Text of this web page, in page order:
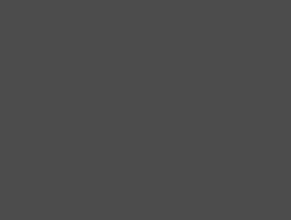
circonstances.
ou encore meuler des soudures. Le blocage de
meuleuse 850 W combine compacité, puissance